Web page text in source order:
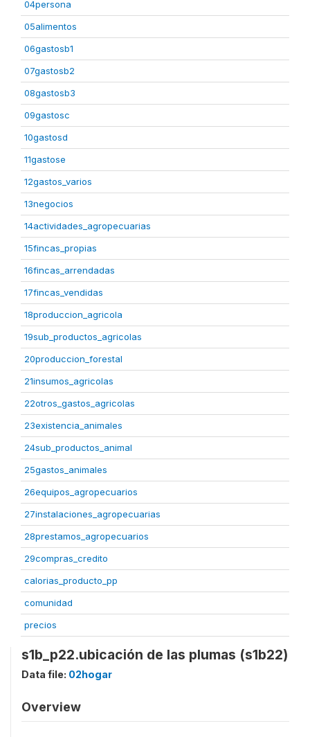
04persona
05alimentos
06gastosb1
07gastosb2
08gastosb3
09gastosc
10gastosd
11gastose
12gastos_varios
13negocios
14actividades_agropecuarias
15fincas_propias
16fincas_arrendadas
17fincas_vendidas
18produccion_agricola
19sub_productos_agricolas
20produccion_forestal
21insumos_agricolas
22otros_gastos_agricolas
23existencia_animales
24sub_productos_animal
25gastos_animales
26equipos_agropecuarios
27instalaciones_agropecuarias
28prestamos_agropecuarios
29compras_credito
calorias_producto_pp
comunidad
precios
s1b_p22.ubicación de las plumas (s1b22)
Data file: 02hogar
Overview